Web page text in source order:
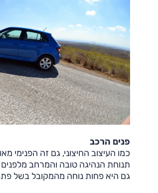
פנים הרכב
כמו העיצוב החיצוני, גם זה
תנוחת הנהיגה טובה והמרחב
גם היא פחות נוחה מהמקובל בשל